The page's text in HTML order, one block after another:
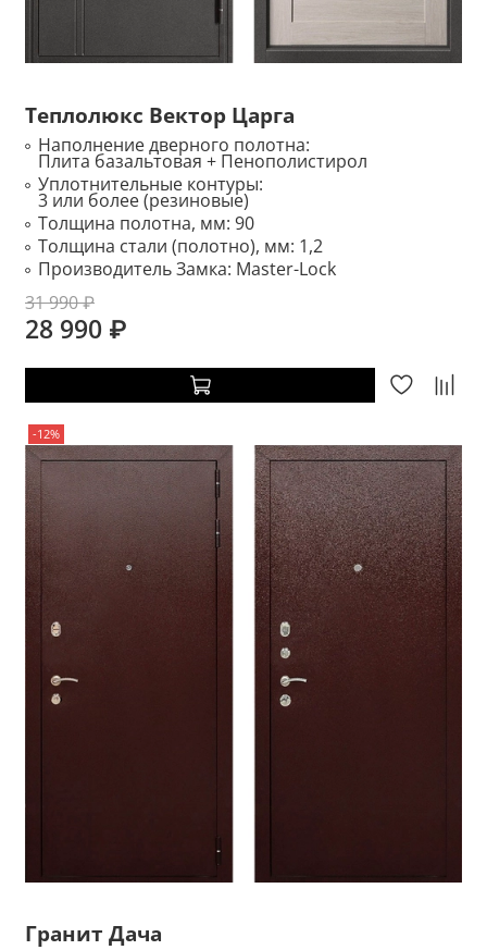
Теплолюкс Вектор Царга
Наполнение дверного полотна:
Плита базальтовая + Пенополистирол
Уплотнительные контуры:
3 или более (резиновые)
Толщина полотна, мм: 90
Толщина стали (полотно), мм: 1,2
Производитель Замка: Master-Lock
31 990 ₽
28 990 ₽
-12%
Гранит Дача